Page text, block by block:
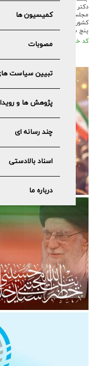
کمیسیون ها
مصوبات
تبیین سیاست
پژوهش ها و
چند رسانه ای
اسناد بالادستی
درباره ما
دکتر محسن رضایی و با حضور
مجلس شورای اسلامی، نماینده ای
پنج ساله ششم توسعه» برگزار شد.
کد خبر: ۵۴۸۶ تاریخ انتشار : ۱۴۰۳/۰۵/۱۴